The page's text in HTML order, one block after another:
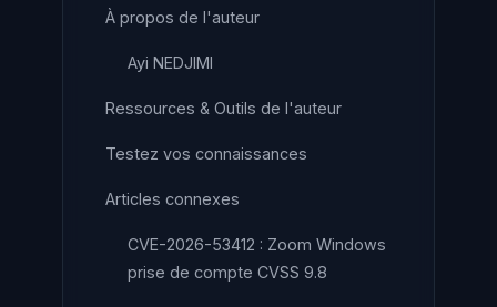
À propos de l'auteur
Ayi NEDJIMI
Ressources & Outils de l'auteur
Testez vos connaissances
Articles connexes
CVE-2026-53412 : Zoom Windows
prise de compte CVSS 9.8